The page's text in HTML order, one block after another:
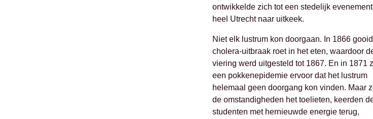
ontwikkelde zich tot een stedelijk
heel Utrecht naar uitkeek.
Niet elk lustrum kon doorgaan. In 1866
cholera-uitbraak roet in het eten, waardoor
viering werd uitgesteld tot 1867. En in 1871
een pokkenepidemie ervoor dat het lustrum
helemaal geen doorgang kon vinden. Maar
de omstandigheden het toelieten, keerden
studenten met hernieuwde energie terug,